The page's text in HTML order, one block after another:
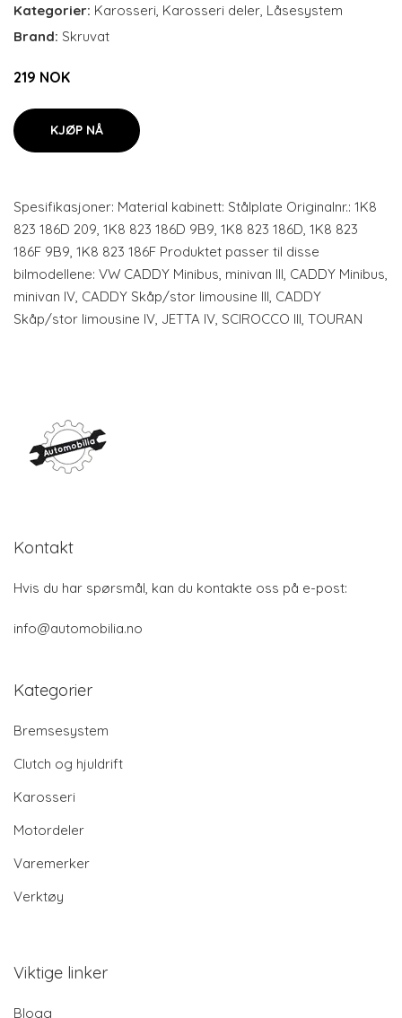
Kategorier: Karosseri Karosseri deler Låsesystem
Brand: Skruvat
219 NOK
KJØP NÅ
Spesifikasjoner: Material kabinett: Stålplate Originalnr.: 1K8
823 186D 209, 1K8 823 186D 9B9, 1K8 823 186D, 1K8 823
186F 9B9, 1K8 823 186F Produktet passer til disse
bilmodellene: VW CADDY Minibus, minivan III, CADDY Minibus,
minivan IV, CADDY Skåp/stor limousine III, CADDY
Skåp/stor limousine IV, JETTA IV, SCIROCCO III, TOURAN
Kontakt
Hvis du har spørsmål, kan du kontakte oss på e-post:
info@automobilia.no
Kategorier
Bremsesystem
Clutch og hjuldrift
Karosseri
Motordeler
Varemerker
Verktøy
Viktige linker
Blogg